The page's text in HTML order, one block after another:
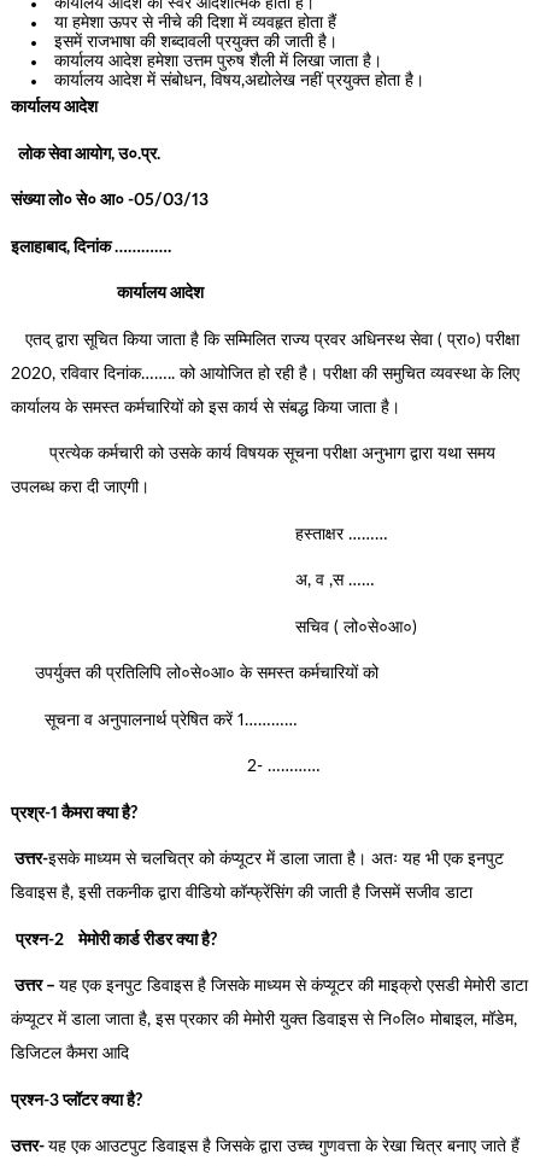
कार्यालय आदेश का स्वर आदेशात्मक होता है।
या हमेशा ऊपर से नीचे की दिशा में व्यवहृत होता हैं
इसमें राजभाषा की शब्दावली प्रयुक्त की जाती है।
कार्यालय आदेश हमेशा उत्तम पुरुष शैली में लिखा जाता है।
कार्यालय आदेश में संबोधन, विषय,अद्योलेख नहीं प्रयुक्त होता है।
कार्यालय आदेश
लोक सेवा आयोग, उ०.प्र.
संख्या लो० से० आ० -05/03/13
इलाहाबाद, दिनांक ………….
कार्यालय आदेश
एतद् द्वारा सूचित किया जाता है कि सम्मिलित राज्य प्रवर अधिनस्थ सेवा ( प्रा०) परीक्षा
2020, रविवार दिनांक…….. को आयोजित हो रही है। परीक्षा की समुचित व्यवस्था के लिए
कार्यालय के समस्त कर्मचारियों को इस कार्य से संबद्ध किया जाता है।
प्रत्येक कर्मचारी को उसके कार्य विषयक सूचना परीक्षा अनुभाग द्वारा यथा समय
उपलब्ध करा दी जाएगी।
हस्ताक्षर ………
अ, व ,स ……
सचिव ( लो०से०आ०)
उपर्युक्त की प्रतिलिपि लो०से०आ० के समस्त कर्मचारियों को
सूचना व अनुपालनार्थ प्रेषित करें 1…………
2- …………
प्रश्र-1 कैमरा क्या है?
उत्तर-इसके माध्यम से चलचित्र को कंप्यूटर में डाला जाता है। अतः यह भी एक इनपुट
डिवाइस है, इसी तकनीक द्वारा वीडियो कॉन्फ्रेंसिंग की जाती है जिसमें सजीव डाटा
प्रश्न-2 मेमोरी कार्ड रीडर क्या है?
उत्तर – यह एक इनपुट डिवाइस है जिसके माध्यम से कंप्यूटर की माइक्रो एसडी मेमोरी डाटा
कंप्यूटर में डाला जाता है, इस प्रकार की मेमोरी युक्त डिवाइस से नि०लि० मोबाइल, मॉडेम,
डिजिटल कैमरा आदि
प्रश्न-3 प्लॉटर क्या है?
उत्तर- यह एक आउटपुट डिवाइस है जिसके द्वारा उच्च गुणवत्ता के रेखा चित्र बनाए जाते हैं